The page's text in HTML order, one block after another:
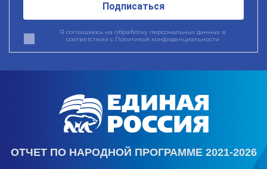
Подписаться
Я соглашаюсь на обработку персональных данных в
соответствии с Политикой конфиденциальности
ОТЧЕТ ПО НАРОДНОЙ ПРОГРАММЕ 2021-2026